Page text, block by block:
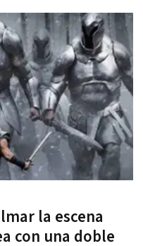
la escena
con una doble